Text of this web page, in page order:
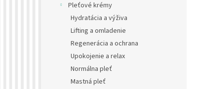
Pleťové krémy
Hydratácia a výživa
Lifting a omladenie
Regenerácia a ochrana
Upokojenie a relax
Normálna pleť
Mastná pleť